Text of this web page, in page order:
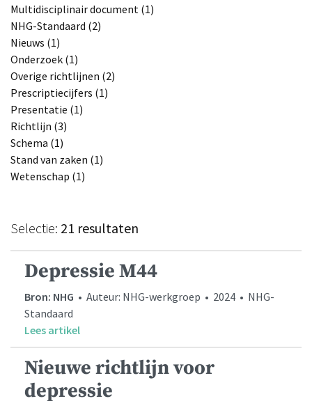
Multidisciplinair document (1)
NHG-Standaard (2)
Nieuws (1)
Onderzoek (1)
Overige richtlijnen (2)
Prescriptiecijfers (1)
Presentatie (1)
Richtlijn (3)
Schema (1)
Stand van zaken (1)
Wetenschap (1)
Selectie: 21 resultaten
Depressie M44
Bron: NHG • Auteur: NHG-werkgroep • 2024 • NHG-
Standaard
Lees artikel
Nieuwe richtlijn voor
depressie